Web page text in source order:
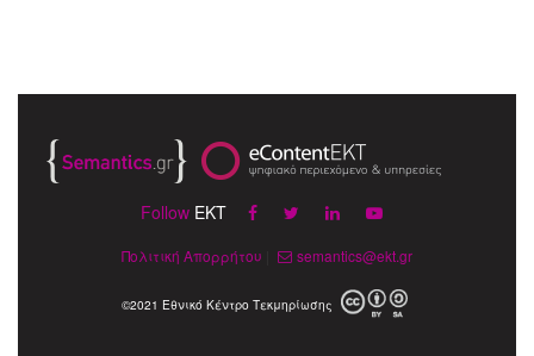
Follow EKT
Πολιτική Απορρήτου semantics@ekt.gr
©2021 Εθνικό Κέντρο Τεκμηρίωσης